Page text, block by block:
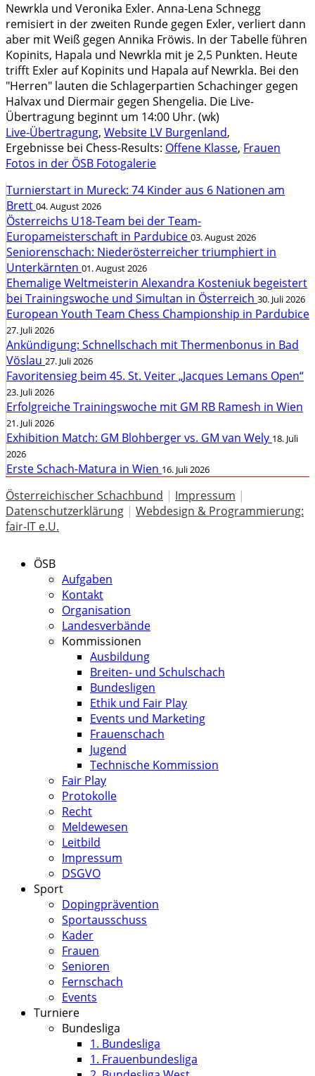
Newrkla und Veronika Exler. Anna-Lena Schnegg
remisiert in der zweiten Runde gegen Exler, verliert dann
aber mit Weiß gegen Annika Fröwis. In der Tabelle führen
Kopinits, Hapala und Newrkla mit je 2,5 Punkten. Heute
trifft Exler auf Kopinits und Hapala auf Newrkla. Bei den
"Herren" lauten die Schlagerpartien Schachinger gegen
Halvax und Diermair gegen Shengelia. Die Live-
Übertragung beginnt um 14:00 Uhr. (wk)
Live-Übertragung, Website LV Burgenland,
Ergebnisse bei Chess-Results: Offene Klasse, Frauen
Fotos in der ÖSB Fotogalerie
Turnierstart in Mureck: 74 Kinder aus 6 Nationen am
Brett 04. August 2026
Österreichs U18-Team bei der Team-
Europameisterschaft in Pardubice 03. August 2026
Seniorenschach: Niederösterreicher triumphiert in
Unterkärnten 01. August 2026
Ehemalige Weltmeisterin Alexandra Kosteniuk begeistert
bei Trainingswoche und Simultan in Österreich 30. Juli 2026
European Youth Team Chess Championship in Pardubice
27. Juli 2026
Ankündigung: Schnellschach mit Thermenbonus in Bad
Vöslau 27. Juli 2026
Favoritensieg beim 45. St. Veiter „Jacques Lemans Open“
23. Juli 2026
Erfolgreiche Trainingswoche mit GM RB Ramesh in Wien
21. Juli 2026
Exhibition Match: GM Blohberger vs. GM van Wely 18. Juli
2026
Erste Schach-Matura in Wien 16. Juli 2026
Österreichischer Schachbund | Impressum |
Datenschutzerklärung | Webdesign & Programmierung:
fair-IT e.U.
ÖSB
Aufgaben
Kontakt
Organisation
Landesverbände
Kommissionen
Ausbildung
Breiten- und Schulschach
Bundesligen
Ethik und Fair Play
Events und Marketing
Frauenschach
Jugend
Technische Kommission
Fair Play
Protokolle
Recht
Meldewesen
Leitbild
Impressum
DSGVO
Sport
Dopingprävention
Sportausschuss
Kader
Frauen
Senioren
Fernschach
Events
Turniere
Bundesliga
1. Bundesliga
1. Frauenbundesliga